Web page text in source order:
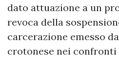
dato attuazione a un
revoca della
carcerazione emesso
crotonese nei confronti